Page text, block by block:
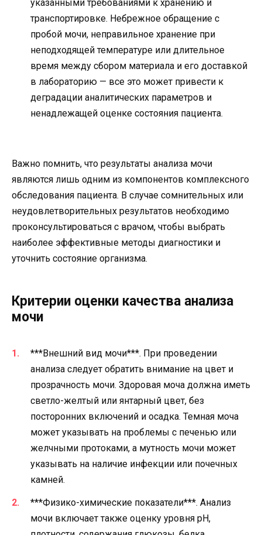
указанными требованиями к хранению и
транспортировке. Небрежное обращение с
пробой мочи, неправильное хранение при
неподходящей температуре или длительное
время между сбором материала и его доставкой
в лабораторию — все это может привести к
деградации аналитических параметров и
ненадлежащей оценке состояния пациента.
Важно помнить, что результаты анализа мочи
являются лишь одним из компонентов комплексного
обследования пациента. В случае сомнительных или
неудовлетворительных результатов необходимо
проконсультироваться с врачом, чтобы выбрать
наиболее эффективные методы диагностики и
уточнить состояние организма.
Критерии оценки качества анализа
мочи
***Внешний вид мочи***. При проведении
анализа следует обратить внимание на цвет и
прозрачность мочи. Здоровая моча должна иметь
светло-желтый или янтарный цвет, без
посторонних включений и осадка. Темная моча
может указывать на проблемы с печенью или
желчными протоками, а мутность мочи может
указывать на наличие инфекции или почечных
камней.
***Физико-химические показатели***. Анализ
мочи включает также оценку уровня pH,